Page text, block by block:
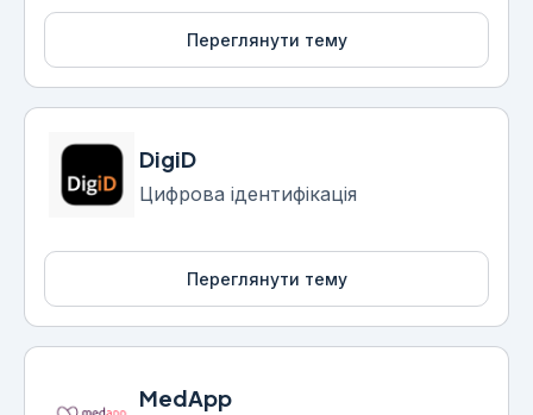
Переглянути тему
DigiD
Цифрова ідентифікація
Переглянути тему
MedApp